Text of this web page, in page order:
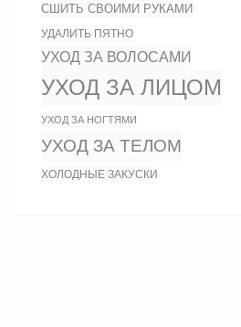
СШИТЬ СВОИМИ РУКАМИ
УДАЛИТЬ ПЯТНО
УХОД ЗА ВОЛОСАМИ
УХОД ЗА ЛИЦОМ
УХОД ЗА НОГТЯМИ
УХОД ЗА ТЕЛОМ
ХОЛОДНЫЕ ЗАКУСКИ